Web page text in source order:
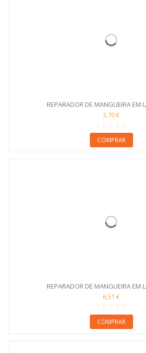
REPARADOR DE MANGUEIRA EM
3,70 €
COMPRAR
REPARADOR DE MANGUEIRA EM
6,51 €
COMPRAR